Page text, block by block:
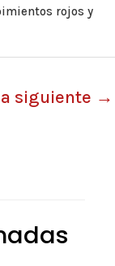
rojos y
siguiente →